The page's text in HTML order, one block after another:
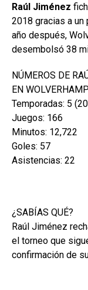
Raúl Jiménez
2018 gracias a un
año después,
desembolsó 38
NÚMEROS DE
EN
Temporadas: 5
Juegos: 166
Minutos: 12,722
Goles: 57
Asistencias: 22
¿SABÍAS QUÉ?
Raúl Jiménez
el torneo que
confirmación de